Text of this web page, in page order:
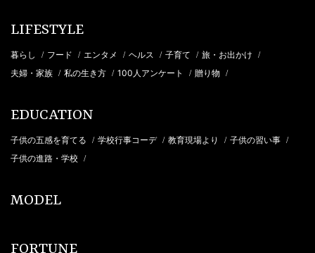
LIFESTYLE
暮らし / フード / エンタメ / ヘルス / 子育て / 旅・お出かけ /
夫婦・家族 / 私の生き方 / 100人アンケート / 贈り物 /
EDUCATION
子供の五感を育てる / 学校行事コーデ / 教育現場より / 子供の習い事 /
子供の進路・学校 /
MODEL
FORTUNE